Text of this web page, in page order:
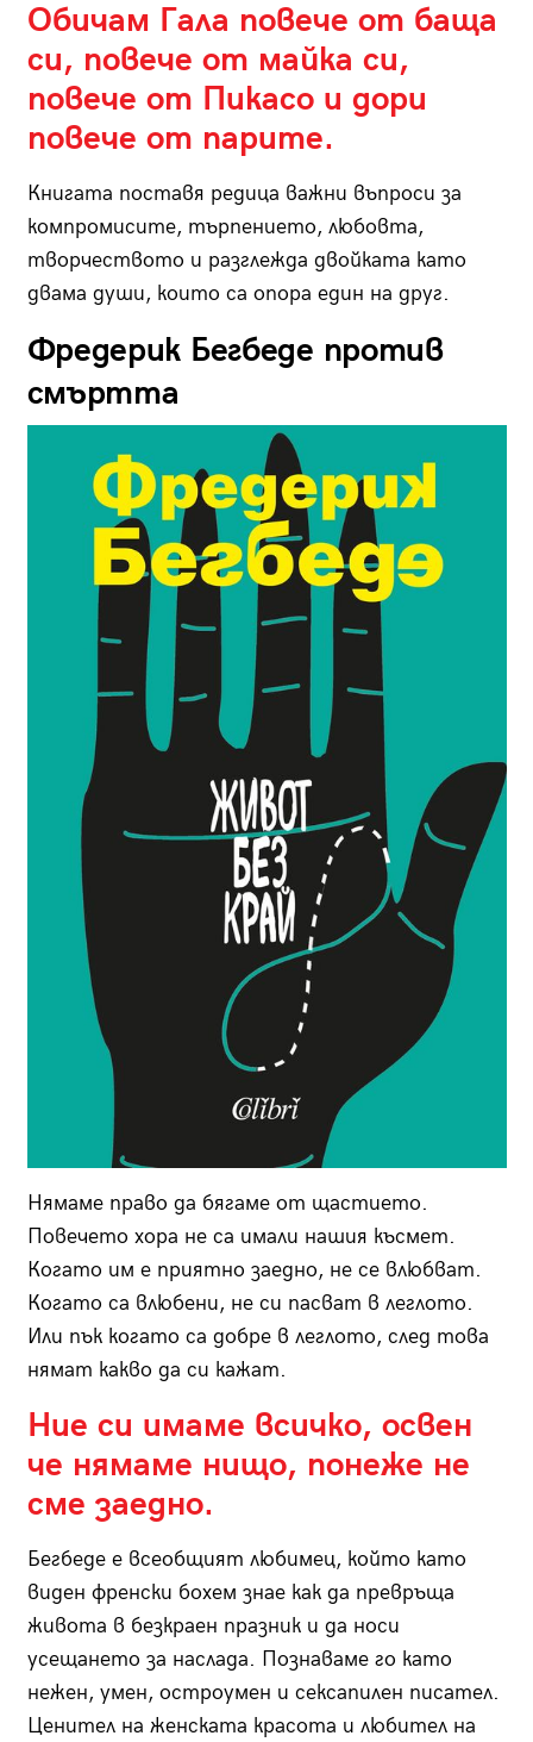
Обичам Гала повече от баща
си, повече от майка си,
повече от Пикасо и дори
повече от парите.
Книгата поставя редица важни въпроси за
компромисите, търпението, любовта,
творчеството и разглежда двойката като
двама души, които са опора един на друг.
Фредерик Бегбеде против
смъртта
Нямаме право да бягаме от щастието.
Повечето хора не са имали нашия късмет.
Когато им е приятно заедно, не се влюбват.
Когато са влюбени, не си пасват в леглото.
Или пък когато са добре в леглото, след това
нямат какво да си кажат.
Ние си имаме всичко, освен
че нямаме нищо, понеже не
сме заедно.
Бегбеде е всеобщият любимец, който като
виден френски бохем знае как да превръща
живота в безкраен празник и да носи
усещането за наслада. Познаваме го като
нежен, умен, остроумен и сексапилен писател.
Ценител на женската красота и любител на